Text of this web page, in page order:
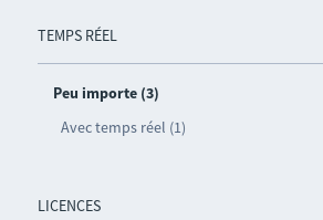
TEMPS RÉEL
Peu importe (3)
Avec temps réel (1)
LICENCES